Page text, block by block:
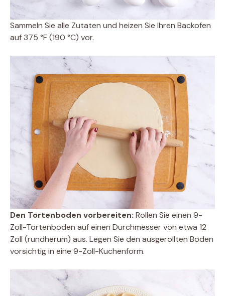
Sammeln Sie alle Zutaten und heizen Sie Ihren Backofen
auf 375 °F (190 °C) vor.
Den Tortenboden vorbereiten: Rollen Sie einen 9-
Zoll-Tortenboden auf einen Durchmesser von etwa 12
Zoll (rundherum) aus. Legen Sie den ausgerollten Boden
vorsichtig in eine 9-Zoll-Kuchenform.